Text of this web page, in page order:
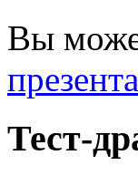
Вы
Тест-